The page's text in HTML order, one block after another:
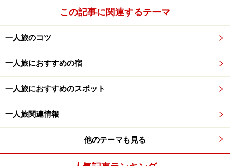
この記事に関連するテーマ
一人旅のコツ
一人旅におすすめの宿
一人旅におすすめのスポット
一人旅関連情報
他のテーマも見る